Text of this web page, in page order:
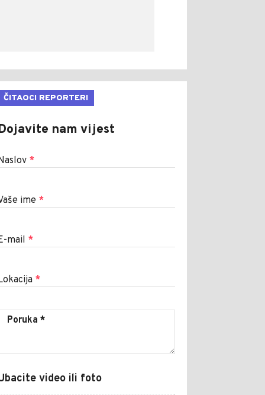
ČITAOCI REPORTERI
nam vijest
*
ime *
mail *
*
video ili foto